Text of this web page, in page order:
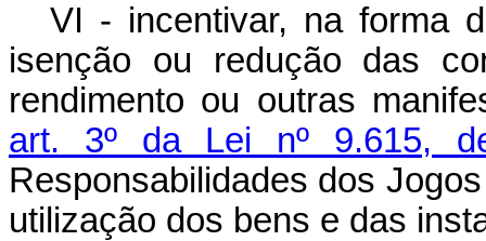
VI - incentivar, na forma
isenção ou redução das
rendimento ou outras
art. 3º da Lei nº 9.615,
Responsabilidades dos
utilização dos bens e das